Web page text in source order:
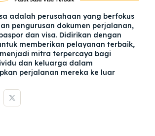
adalah perusahaan yang berfokus
pengurusan dokumen perjalanan,
dan visa. Didirikan dengan
memberikan pelayanan terbaik,
mitra terpercaya bagi
dan keluarga dalam
perjalanan mereka ke luar